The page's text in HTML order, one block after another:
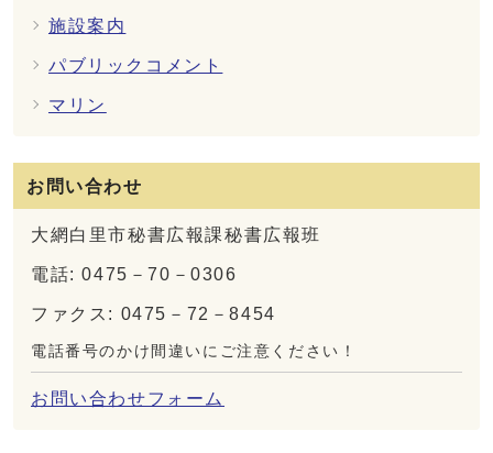
施設案内
パブリックコメント
マリン
お問い合わせ
大網白里市秘書広報課秘書広報班
電話: 0475－70－0306
ファクス: 0475－72－8454
電話番号のかけ間違いにご注意ください！
お問い合わせフォーム